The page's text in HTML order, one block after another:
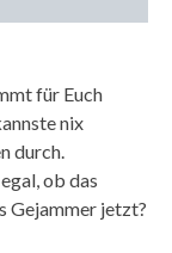
für Euch
nix
durch.
ob das
Gejammer jetzt?